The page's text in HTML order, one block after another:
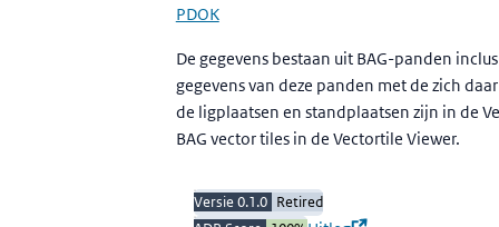
PDOK
Beschrijving
De gegevens bestaan uit BAG-panden
gegevens van deze panden met de zich
de ligplaatsen en standplaatsen zijn in de
BAG vector tiles in de Vectortile Viewer.
Versie 0.1.0 Retired